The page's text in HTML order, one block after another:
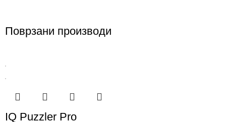
Поврзани производи
IQ Puzzler Pro